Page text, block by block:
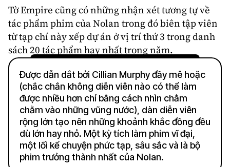
Tờ Empire cũng có những nhận xét tương tự về
tác phẩm phim của Nolan trong đó biên tập viên
từ tạp chí này xếp dự án ở vị trí thứ 3 trong danh
sách 20 tác phẩm hay nhất trong năm.
Được dẫn dắt bởi Cillian Murphy đầy mê hoặc
(chắc chắn không diễn viên nào có thể làm
được nhiều hơn chỉ bằng cách nhìn chằm
chằm vào những vũng nước), dàn diễn viên
rộng lớn tạo nên những khoảnh khắc đồng đều
dù lớn hay nhỏ. Một kỳ tích làm phim vĩ đại,
một lối kể chuyện phức tạp, sâu sắc và là bộ
phim trưởng thành nhất của Nolan.